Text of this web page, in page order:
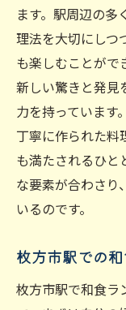
ます。駅周辺の
理法を大切にしつ
も楽しむことがで
新しい驚きと発見
力を持っています
丁寧に作られた料
も満たされるひと
な要素が合わさり
いるのです。
枚方市駅での
枚方市駅で和食ラ